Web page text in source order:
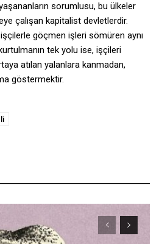
sorumlusu, bu ülkeler
çalışan kapitalist devletlerdir.
göçmen işleri sömüren aynı
tek yolu ise, işçileri
atılan yalanlara kanmadan,
göstermektir.